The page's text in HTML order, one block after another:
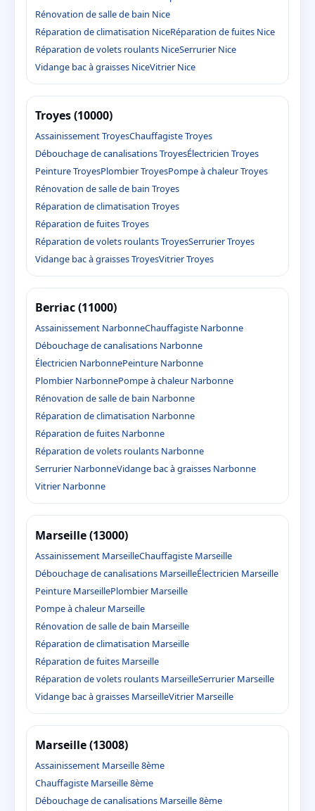
Rénovation de salle de bain Nice
Réparation de climatisation NiceRéparation de fuites Nice
Réparation de volets roulants NiceSerrurier Nice
Vidange bac à graisses NiceVitrier Nice
Troyes (10000)
Assainissement TroyesChauffagiste Troyes
Débouchage de canalisations TroyesÉlectricien Troyes
Peinture TroyesPlombier TroyesPompe à chaleur Troyes
Rénovation de salle de bain Troyes
Réparation de climatisation Troyes
Réparation de fuites Troyes
Réparation de volets roulants TroyesSerrurier Troyes
Vidange bac à graisses TroyesVitrier Troyes
Berriac (11000)
Assainissement NarbonneChauffagiste Narbonne
Débouchage de canalisations Narbonne
Électricien NarbonnePeinture Narbonne
Plombier NarbonnePompe à chaleur Narbonne
Rénovation de salle de bain Narbonne
Réparation de climatisation Narbonne
Réparation de fuites Narbonne
Réparation de volets roulants Narbonne
Serrurier NarbonneVidange bac à graisses Narbonne
Vitrier Narbonne
Marseille (13000)
Assainissement MarseilleChauffagiste Marseille
Débouchage de canalisations MarseilleÉlectricien Marseille
Peinture MarseillePlombier Marseille
Pompe à chaleur Marseille
Rénovation de salle de bain Marseille
Réparation de climatisation Marseille
Réparation de fuites Marseille
Réparation de volets roulants MarseilleSerrurier Marseille
Vidange bac à graisses MarseilleVitrier Marseille
Marseille (13008)
Assainissement Marseille 8ème
Chauffagiste Marseille 8ème
Débouchage de canalisations Marseille 8ème